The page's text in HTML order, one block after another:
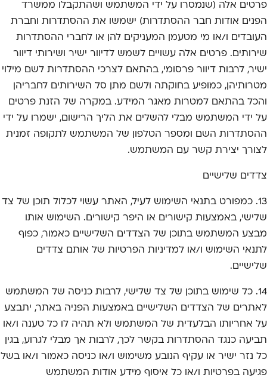
פרטים אלה (שנמסרו על ידי המשתמש ושהתקבלו ממשרד
הפנים אודות חבר ההסתדרות) ישמשו את ההסתדרות וחברת
העובדים ו/או מי מטעמן המעניקים להן או לחברי ההסתדרות
שירותים. פרטים אלה עשויים לשמש לדיוור ישיר ושירותי דיוור
ישיר, לרבות דיוור פרסומי, בהתאם לצרכי ההסתדרות לשם מילוי
מטרותיהן, כמופיע בחוקתה ולשם מתן סל השירותים לחבריהן
והכל בהתאם למטרות מאגר המידע. במקרה של הזנת פרטים
על ידי המשתמש מבלי להשלים את הליך הרישום, ישמרו על ידי
ההסתדרות השם ומספר הטלפון של המשתמש לתקופה זמנית
לצורך יצירת קשר עם המשתמש.
צדדים שלישיים
13. כמפורט בתנאי השימוש לעיל, האתר עשוי לכלול תוכן של צד
שלישי, באמצעות קישורים או היפר קישורים. השימוש אותו
מבצע המשתמש בתוכן של הצדדים השלישיים כאמור, כפוף
לתנאי השימוש ו/או למדיניות הפרטיות של אותם צדדים
שלישיים.
14. כל שימוש בתוכן של צד שלישי, לרבות כניסה של המשתמש
לאתרים של הצדדים השלישיים באמצעות הפניה באתר, יתבצע
על אחריותו הבלעדית של המשתמש ולא תהיה לו כל טענה ו/או
תביעה כנגד ההסתדרות בקשר לכך, לרבות אך מבלי לגרוע, בגין
כל נזר ישיר או עקיף הנובע משימוש ו/או כניסה כאמור ו/או בשל
פגיעה בפרטיות ו/או כל איסוף מידע אודות המשתמש